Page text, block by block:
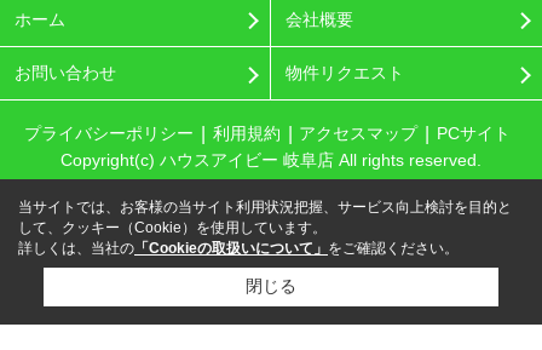
ホーム 会社概要
お問い合わせ 物件リクエスト
プライバシーポリシー 利用規約 アクセスマップ
PCサイト
Copyright(c) ハウスアイビー 岐阜店 All rights reserved.
当サイトでは、お客様の当サイト利用状況把握、サービス向上検討を目的と
して、クッキー（Cookie）を使用しています。
詳しくは、当社の 「Cookieの取扱いについて」 をご確認ください。
閉じる